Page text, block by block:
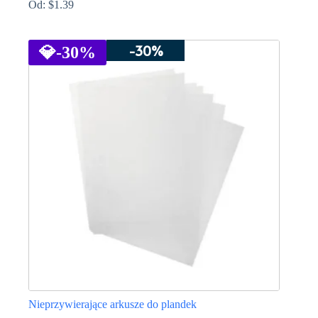
Od: $1.39
ma
wiele
💎-30% -30%
Nieprzywierające arkusze do plandek